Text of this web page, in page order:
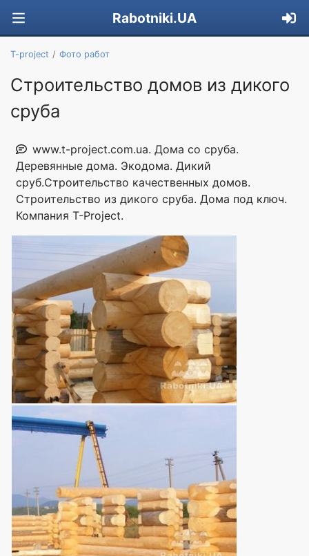
Rabotniki.UA
T-project Фото работ
Строительство домов из дикого
сруба
www.t-project.com.ua. Дома со сруба.
Деревянные дома. Экодома. Дикий
сруб.Строительство качественных домов.
Строительство из дикого сруба. Дома под ключ.
Компания T-Project.